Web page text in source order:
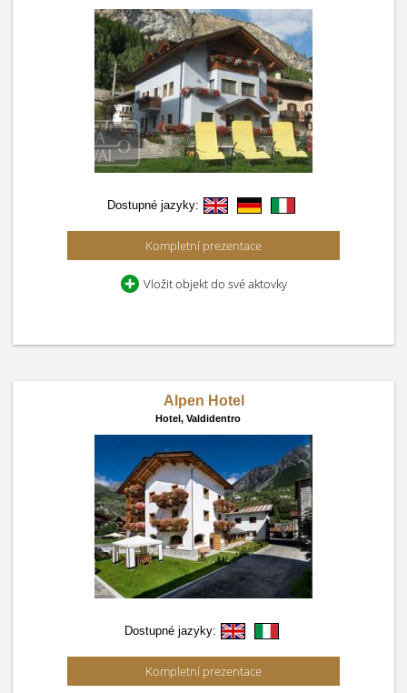
Dostupné jazyky:
Kompletní prezentace
Vložit objekt do své aktovky
Alpen Hotel
Hotel, Valdidentro
Dostupné jazyky:
Kompletní prezentace